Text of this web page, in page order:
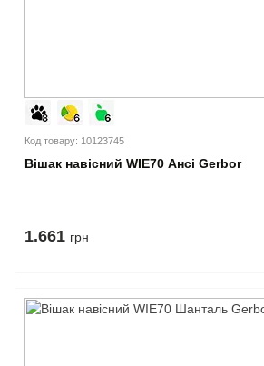
Код товару: 10123745
Вішак навісний WIE70 Ансі Gerbor
1.661 грн